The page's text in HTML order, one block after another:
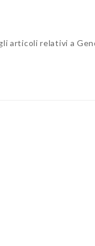
articoli relativi a